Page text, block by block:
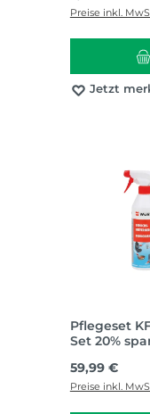
Preise inkl.
Jetzt
Pflegeset
Set 20%
Regulärer
59,99 €
Preise inkl.